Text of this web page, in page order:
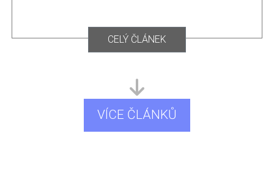
CELÝ ČLÁNEK
VÍCE ČLÁNKŮ